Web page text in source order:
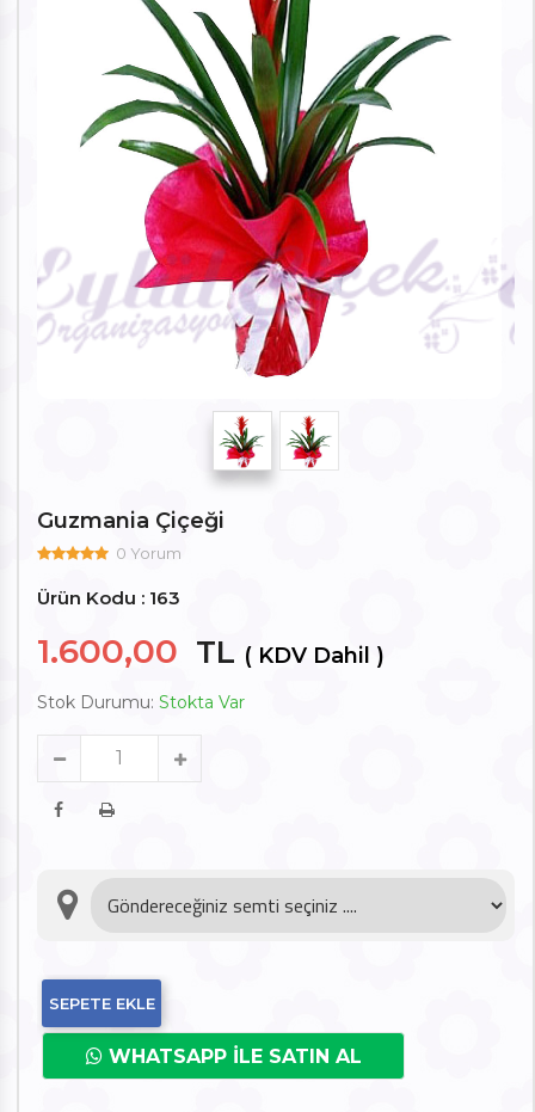
Guzmania Çiçeği
0 Yorum
Ürün Kodu : 163
1.600,00 TL ( KDV Dahil )
Stok Durumu: Stokta Var
SEPETE EKLE
WHATSAPP İLE SATIN AL